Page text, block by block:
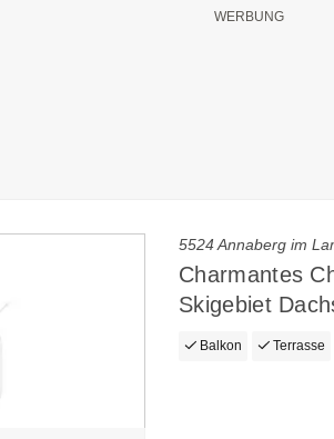
5524 Annaberg im
Charmantes
Skigebiet
Balkon Terrasse